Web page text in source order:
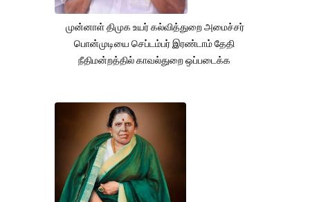
முன்னாள் திமுக உயர் கல்வித்துறை அமைச்சர்
பொன்முடியை செப்டம்பர் இரண்டாம் தேதி
நீதிமன்றத்தில் காவல்துறை ஒப்படைக்க